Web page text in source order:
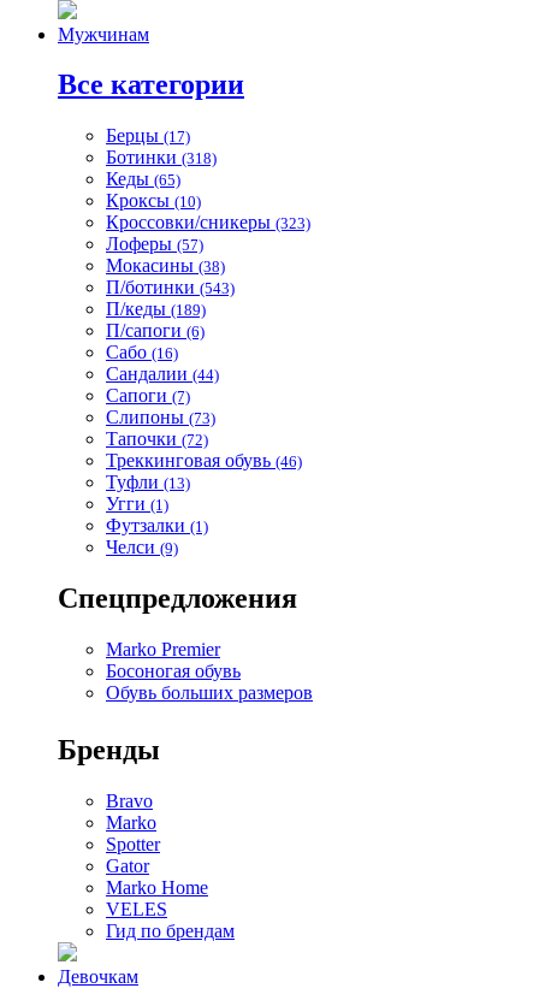
Мужчинам
Все категории
Берцы (17)
Ботинки (318)
Кеды (65)
Кроксы (10)
Кроссовки/сникеры (323)
Лоферы (57)
Мокасины (38)
П/ботинки (543)
П/кеды (189)
П/сапоги (6)
Сабо (16)
Сандалии (44)
Сапоги (7)
Слипоны (73)
Тапочки (72)
Треккинговая обувь (46)
Туфли (13)
Угги (1)
Футзалки (1)
Челси (9)
Спецпредложения
Marko Premier
Босоногая обувь
Обувь больших размеров
Бренды
Bravo
Marko
Spotter
Gator
Marko Home
VELES
Гид по брендам
Девочкам